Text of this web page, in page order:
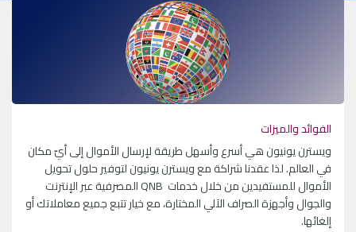
الفوائد والميزات
ويسترن يونيون هي أسرع وأسهل طريقة لإرسال الأموال إلى أيّ مكان
في العالم. لذا عقدنا شراكة مع ويسترن يونيون لتوفير حلول تحويل
الأموال للمستفيدين من خلال خدمات QNB المصرفية عبر الإنترنت
والجوال وأجهزة الصراف الآلي المختارة، مع خيار تتبع جميع معاملاتك أو
إلغائها.